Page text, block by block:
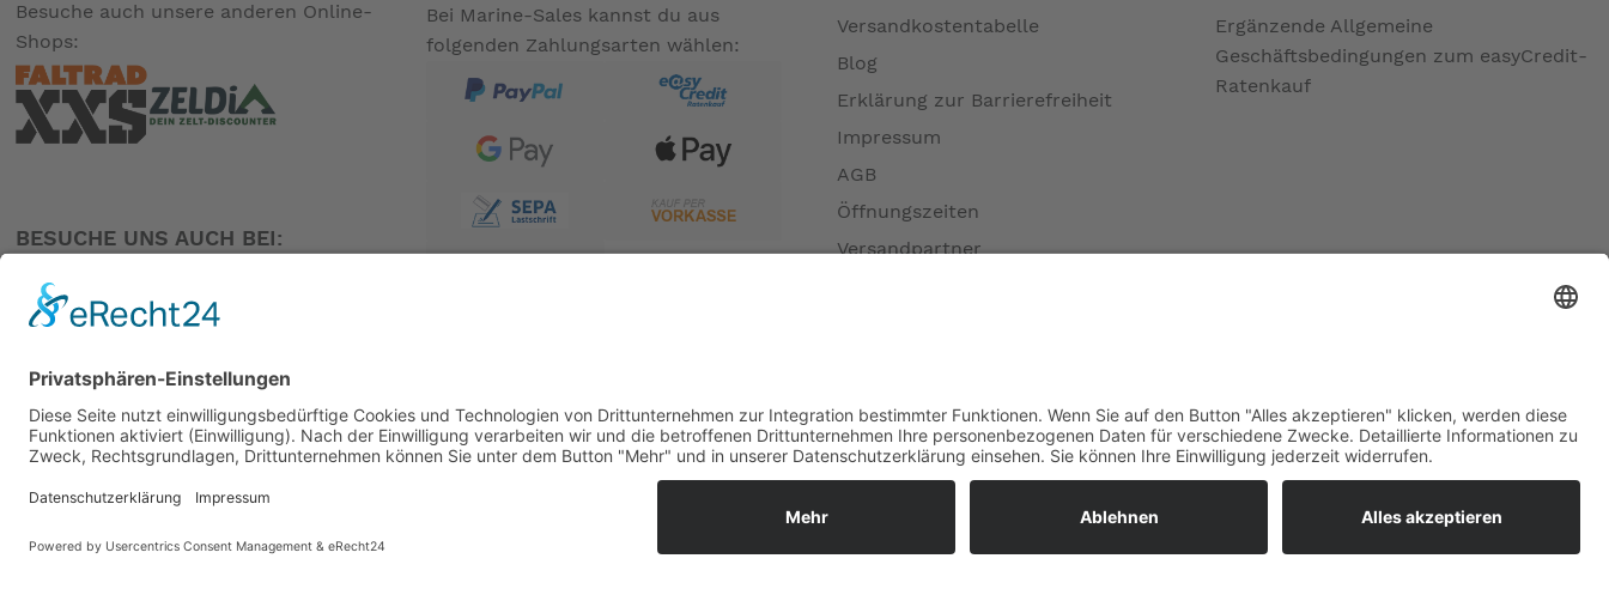
Besuche auch unsere anderen Online-
Shops:
BESUCHE UNS AUCH BEI:
Bei Marine-Sales kannst du aus
folgenden Zahlungsarten wählen:
Versandkostentabelle
Blog
Erklärung zur Barrierefreiheit
Impressum
AGB
Öffnungszeiten
Versandpartner
Widerrufsrecht MS
Widerrufsrecht bei Reparatur
Widerrufsrecht bei Dienstleistungen
Ergänzende Allgemeine
Geschäftsbedingungen zum easyCredit-
Ratenkauf